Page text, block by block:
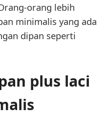
orang lebih
minimalis yang ada
dipan seperti
plus laci